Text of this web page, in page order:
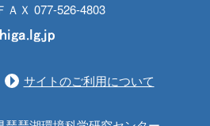
ＡＸ 077-526-4803
サイトのご利用について